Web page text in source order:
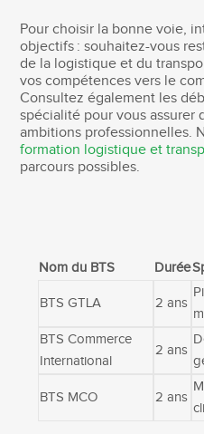
Pour choisir la bonne voie,
objectifs : souhaitez-vous
de la logistique et du
vos compétences vers le
Consultez également les
spécialité pour vous assurer
ambitions professionnelles.
formation logistique et
parcours possibles.
Nom du BTS Durée
BTS GTLA 2 ans
BTS Commerce
International
2 ans
BTS MCO 2 ans